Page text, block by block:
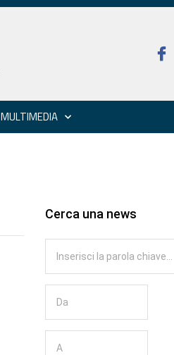
MULTIMEDIA
Cerca una news